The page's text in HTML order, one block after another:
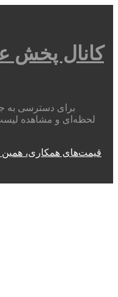
کانال پخش
برای دسترسی به
لحظه‌ای و مشاهده
قیمت‌های همکاری، همین